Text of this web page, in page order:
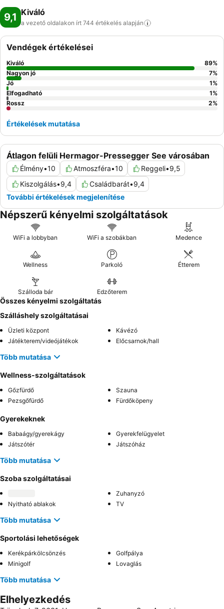
9,1 Kiváló
a vezető oldalakon írt 744 értékelés alapján
Átlagon felüli Hermagor-Pressegger See városában
Élmény•10 Atmoszféra•10 Reggeli•9,5
Kiszolgálás•9,4 Családbarát•9,4
További értékelések megjelenítése
Vendégek értékelései
Kiváló 89%
Nagyon jó
7%
Jó
1%
Elfogadható
1%
Rossz
2%
Értékelések mutatása
Népszerű kényelmi szolgáltatások
WiFi a lobbyban WiFi a szobákban Medence
Wellness Parkoló Étterem
Szálloda bár Edzőterem
Összes kényelmi szolgáltatás
Szálláshely szolgáltatásai
Üzleti központ
Kávézó
Játékterem/videójátékok
Előcsarnok/hall
Több mutatása
Wellness-szolgáltatások
Gőzfürdő
Szauna
Pezsgőfürdő
Fürdőköpeny
Gyerekeknek
Babaágy/gyerekágy
Gyerekfelügyelet
Játszótér
Játszóház
Több mutatása
Szoba szolgáltatásai
Zuhanyzó
Nyitható ablakok
TV
Több mutatása
Sportolási lehetőségek
Kerékpárkölcsönzés
Golfpálya
Minigolf
Lovaglás
Több mutatása
Elhelyezkedés